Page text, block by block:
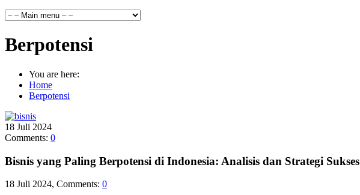
Berpotensi
You are here:
Home
Berpotensi
18 Juli 2024
Comments: 0
Bisnis yang Paling Berpotensi di Indonesia: Analisis dan Strategi Sukses
18 Juli 2024, Comments: 0